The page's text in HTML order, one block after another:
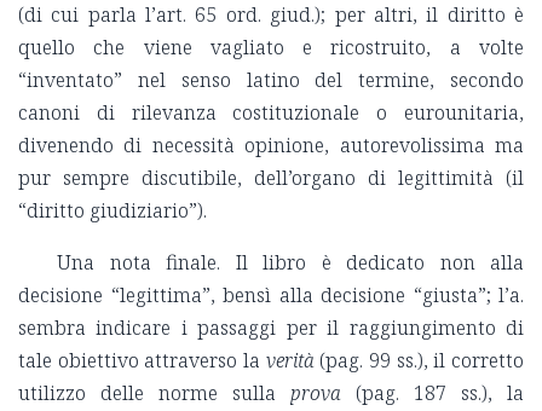
(di cui parla l’art. 65 ord. giud.); per altri, il diritto è
quello che viene vagliato e ricostruito, a volte
“inventato” nel senso latino del termine, secondo
canoni di rilevanza costituzionale o eurounitaria,
divenendo di necessità opinione, autorevolissima ma
pur sempre discutibile, dell’organo di legittimità (il
“diritto giudiziario”).
Una nota finale. Il libro è dedicato non alla
decisione “legittima”, bensì alla decisione “giusta”; l’a.
sembra indicare i passaggi per il raggiungimento di
tale obiettivo attraverso la verità (pag. 99 ss.), il corretto
utilizzo delle norme sulla prova (pag. 187 ss.), la